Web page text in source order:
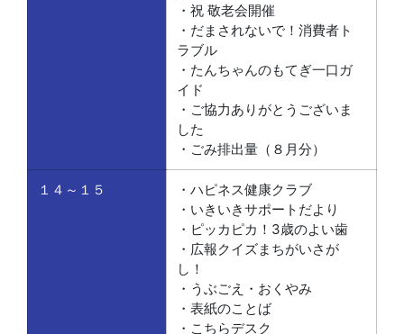
・祝 敬老会開催
・だまされないで！消費者ト
ラブル
・たんちゃんのもてぎ一口ガ
イド
・ご協力ありがとうございま
した
・ごみ排出量（８月分）
１４～１５
・ハピネス健康クラブ
・いきいきサポートだより
・ピッカピカ！3歳のよい歯
・広報クイズまちがいさが
し！
・うぶごえ・おくやみ
・表紙のことば
・こちらデスク